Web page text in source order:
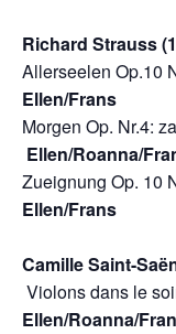
Richard Strauss
Ellen/Frans
Morgen
Ellen/Roanna/
Zueignung
Ellen/Frans
Camille Saint-
Violons
Ellen/Roanna/